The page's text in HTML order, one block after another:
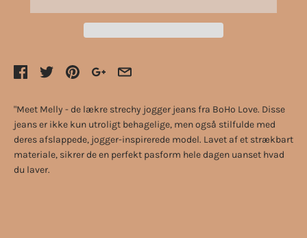
"Meet Melly - de lækre strechy jogger jeans fra BoHo Love. Disse
jeans er ikke kun utroligt behagelige, men også stilfulde med
deres afslappede, jogger-inspirerede model. Lavet af et strækbart
materiale, sikrer de en perfekt pasform hele dagen uanset hvad
du laver.